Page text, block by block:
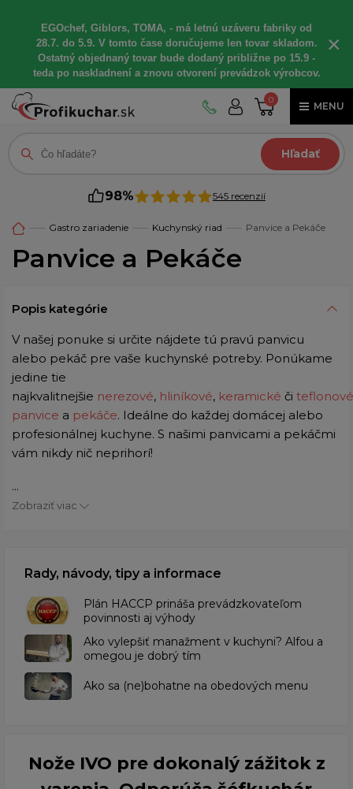
EGOchef, Giblors, TOMA, - má letnú uzáveru fabriky od
28.7. do 5.9. V tomto čase doručujeme len tovar skladom.
Ostatný objednaný tovar bude dodaný približne po 15.9 -
teda po naskladnení a znovu otvorení prevádzok výrobcov.
×
0
MENU
Hľadať
98% 545 recenzií
Gastro zariadenie Kuchynský riad Panvice a Pekáče
Panvice a Pekáče
Popis kategórie
V našej ponuke si určite nájdete tú pravú panvicu
alebo pekáč pre vaše kuchynské potreby. Ponúkame
jedine tie
najkvalitnejšie nerezové, hliníkové, keramické či teflonové
panvice a pekáče. Ideálne do každej domácej alebo
profesionálnej kuchyne. S našimi panvicami a pekáčmi
vám nikdy nič neprihorí!
...
Zobraziť viac
Rady, návody, tipy a informace
​Plán HACCP prináša prevádzkovateľom
povinnosti aj výhody
Ako vylepšiť manažment v kuchyni? Alfou a
omegou je dobrý tím
​Ako sa (ne)bohatne na obedových menu
Nože IVO pre dokonalý zážitok z